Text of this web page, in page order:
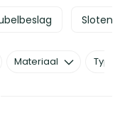
Sloten
Materiaal Type